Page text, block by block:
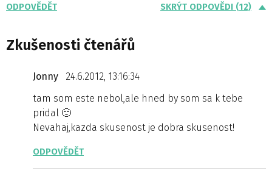
ODPOVĚDĚT SKRÝT ODPOVĚDI (12)
Zkušenosti čtenářů
Jonny
24.6.2012, 13:16:34
tam som este nebol,ale hned by som sa k tebe
pridal 🙂
Nevahaj,kazda skusenost je dobra skusenost!
ODPOVĚDĚT